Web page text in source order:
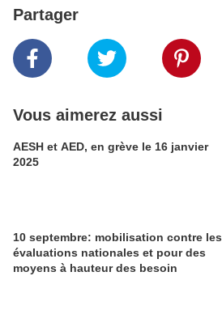
Partager
Vous aimerez aussi
AESH et AED, en grève le 16 janvier
2025
10 septembre: mobilisation contre les
évaluations nationales et pour des
moyens à hauteur des besoin